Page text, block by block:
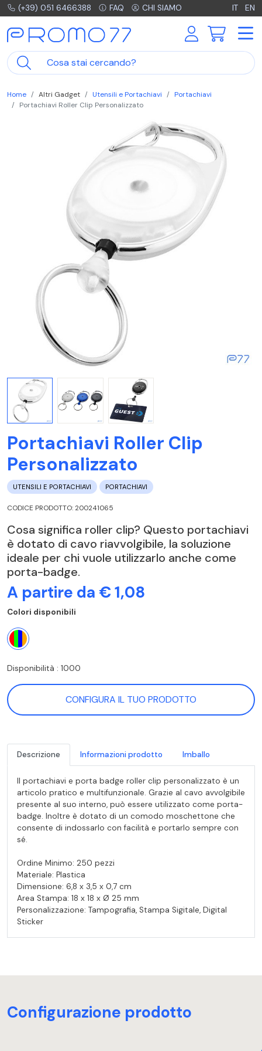
(+39) 051 6466388 FAQ CHI SIAMO IT EN
Home Altri Gadget Utensili e Portachiavi
Portachiavi
Portachiavi Roller Clip Personalizzato
Portachiavi Roller Clip
Personalizzato
UTENSILI E PORTACHIAVI PORTACHIAVI
CODICE PRODOTTO: 200241065
Cosa significa roller clip? Questo portachiavi
è dotato di cavo riavvolgibile, la soluzione
ideale per chi vuole utilizzarlo anche come
porta-badge.
A partire da € 1,08
Colori disponibili
Disponibilità : 1000
CONFIGURA IL TUO PRODOTTO
Descrizione Informazioni prodotto Imballo
Il portachiavi e porta badge roller clip personalizzato è un
articolo pratico e multifunzionale. Grazie al cavo avvolgibile
presente al suo interno, può essere utilizzato come porta-
badge. Inoltre è dotato di un comodo moschettone che
consente di indossarlo con facilità e portarlo sempre con
sé.
Ordine Minimo: 250 pezzi
Materiale: Plastica
Dimensione: 6,8 x 3,5 x 0,7 cm
Area Stampa: 18 x 18 x Ø 25 mm
Personalizzazione: Tampografia, Stampa Sigitale, Digital
Sticker
Configurazione prodotto